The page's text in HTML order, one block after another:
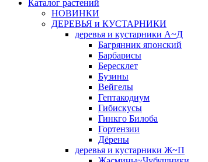
Каталог растений
НОВИНКИ
ДЕРЕВЬЯ и КУСТАРНИКИ
деревья и кустарники А~Д
Багрянник японский
Барбарисы
Бересклет
Бузины
Вейгелы
Гептакодиум
Гибискусы
Гинкго Билоба
Гортензии
Дёрены
деревья и кустарники Ж~П